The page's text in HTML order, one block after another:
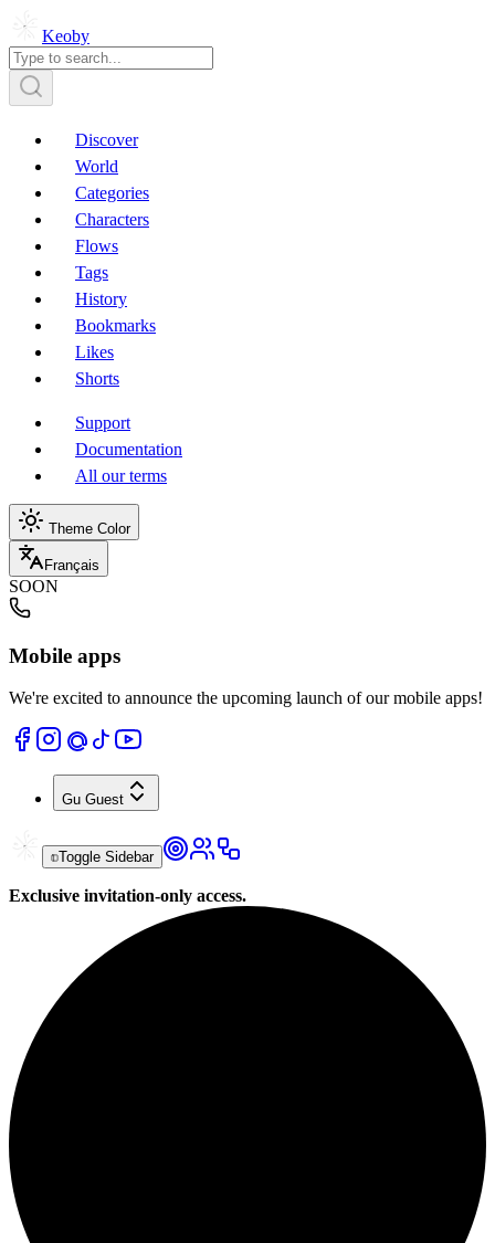
Keoby
Discover
World
Categories
Characters
Flows
Tags
History
Bookmarks
Likes
Shorts
Support
Documentation
All our terms
Theme Color
Français
SOON
Mobile apps
We're excited to announce the upcoming launch of our mobile apps!
Gu Guest
Toggle Sidebar
Exclusive invitation-only access.